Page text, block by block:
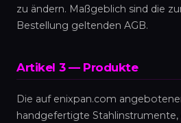
zu ändern. Maßgeblich sind die
Bestellung geltenden AGB.
Artikel 3 — Produkte
Die auf enixpan.com
handgefertigte Stahlinstrumente,